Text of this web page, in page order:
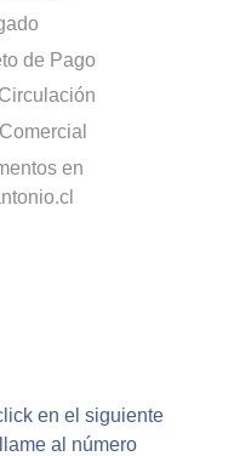
de Pago
en
en el siguiente
al número